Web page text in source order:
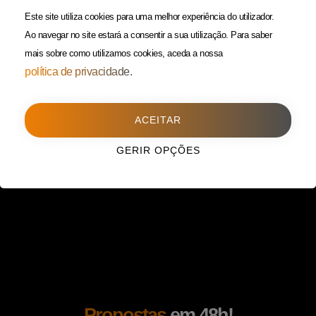
rede fixa)
Porto (Filial)
1588, 2º, sala 304
225 432 051
Política da Privacidade
Este site utiliza cookies para uma melhor experiência do utilizador.
Ao navegar no site estará a consentir a sua utilização. Para saber
mais sobre como utilizamos cookies, aceda a nossa
política de privacidade.
ACEITAR
GERIR OPÇÕES